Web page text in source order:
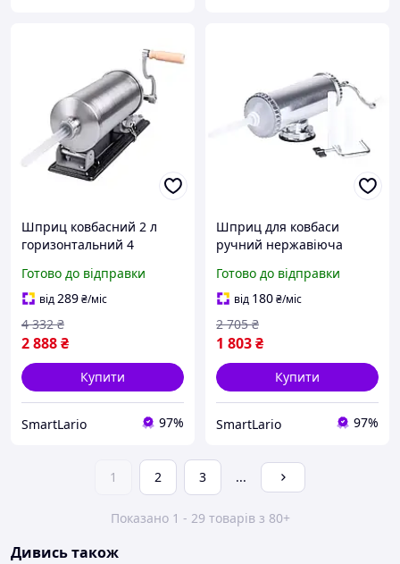
Шприц ковбасний 2 л
горизонтальний 4
приготування ковбаси
неіржавка сталь SQ-4619
Готово до відправки
від289₴/міс
2 888₴
4 332 ₴
Купити
SmartLario 97%
Шприц для ковбаси
ручний нержавіюча
насадки (524721)
Готово до відправки
від 180₴/міс
1 803₴
2 705 ₴
Купити
SmartLario 97%
1 2 3 ...
Показано 1 - 29 товарів з 80+
Дивись також